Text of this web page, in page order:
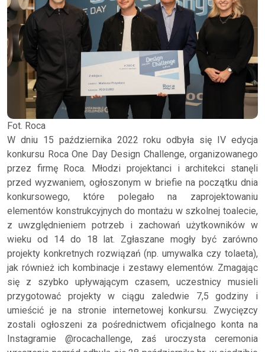
Fot. Roca
W dniu 15 października 2022 roku odbyła się IV edycja
konkursu Roca One Day Design Challenge, organizowanego
przez firmę Roca. Młodzi projektanci i architekci stanęli
przed wyzwaniem, ogłoszonym w briefie na początku dnia
konkursowego, które polegało na zaprojektowaniu
elementów konstrukcyjnych do montażu w szkolnej toalecie,
z uwzględnieniem potrzeb i zachowań użytkowników w
wieku od 14 do 18 lat. Zgłaszane mogły być zarówno
projekty konkretnych rozwiązań (np. umywalka czy tolaeta),
jak również ich kombinacje i zestawy elementów. Zmagając
się z szybko upływającym czasem, uczestnicy musieli
przygotować projekty w ciągu zaledwie 7,5 godziny i
umieścić je na stronie internetowej konkursu. Zwycięzcy
zostali ogłoszeni za pośrednictwem oficjalnego konta na
Instagramie @rocachallenge, zaś uroczysta ceremonia